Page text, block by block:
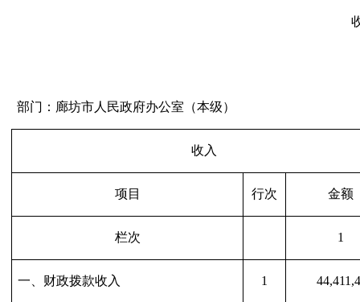
部门：廊坊市人民政府办公室（本级）
收入
项目 行次 金额
栏次 1
一、财政拨款收入 1